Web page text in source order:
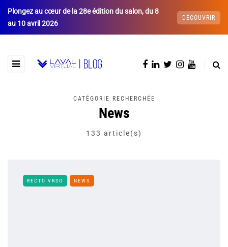
Plongez au cœur de la 28e édition du salon, du 8
au 10 avril 2026
DÉCOUVRIR
CATÉGORIE RECHERCHÉE
News
133 article(s)
RECTO VRSO NEWS